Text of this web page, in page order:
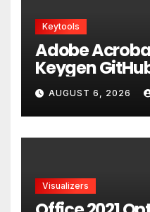
Keytools
Adobe
Keygen
AUGUST 6, 2026
Visualizers